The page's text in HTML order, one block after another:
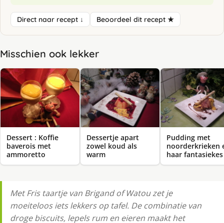
Direct naar recept ↓ Beoordeel dit recept ★
Misschien ook lekker
Dessert : Koffie
baverois met
ammoretto
Dessertje apart
zowel koud als
warm
Pudding met
noorderkrieken
haar fantasiekes
Met Fris taartje van Brigand of Watou zet je
moeiteloos iets lekkers op tafel. De combinatie van
droge biscuits, lepels rum en eieren maakt het